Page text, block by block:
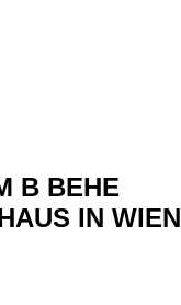
В ВЕНЕ
IN WIEN